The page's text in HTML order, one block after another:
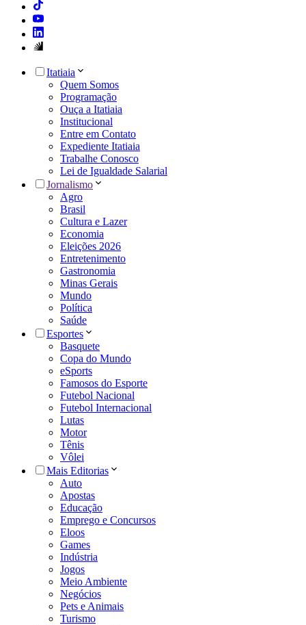
Itatiaia
Quem Somos
Programação
Ouça a Itatiaia
Institucional
Entre em Contato
Expediente Itatiaia
Trabalhe Conosco
Lei de Igualdade Salarial
Jornalismo
Agro
Brasil
Cultura e Lazer
Economia
Eleições 2026
Entretenimento
Gastronomia
Minas Gerais
Mundo
Política
Saúde
Esportes
Basquete
Copa do Mundo
eSports
Famosos do Esporte
Futebol Nacional
Futebol Internacional
Lutas
Motor
Tênis
Vôlei
Mais Editorias
Auto
Apostas
Educação
Emprego e Concursos
Eloos
Games
Indústria
Jogos
Meio Ambiente
Negócios
Pets e Animais
Turismo